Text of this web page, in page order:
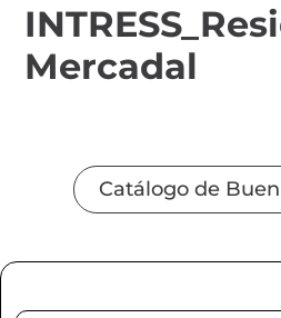
Mercadal
Catálogo de